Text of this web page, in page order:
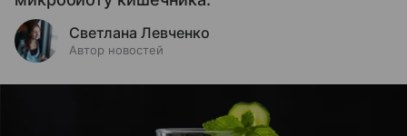
Светлана Левченко
Автор новостей